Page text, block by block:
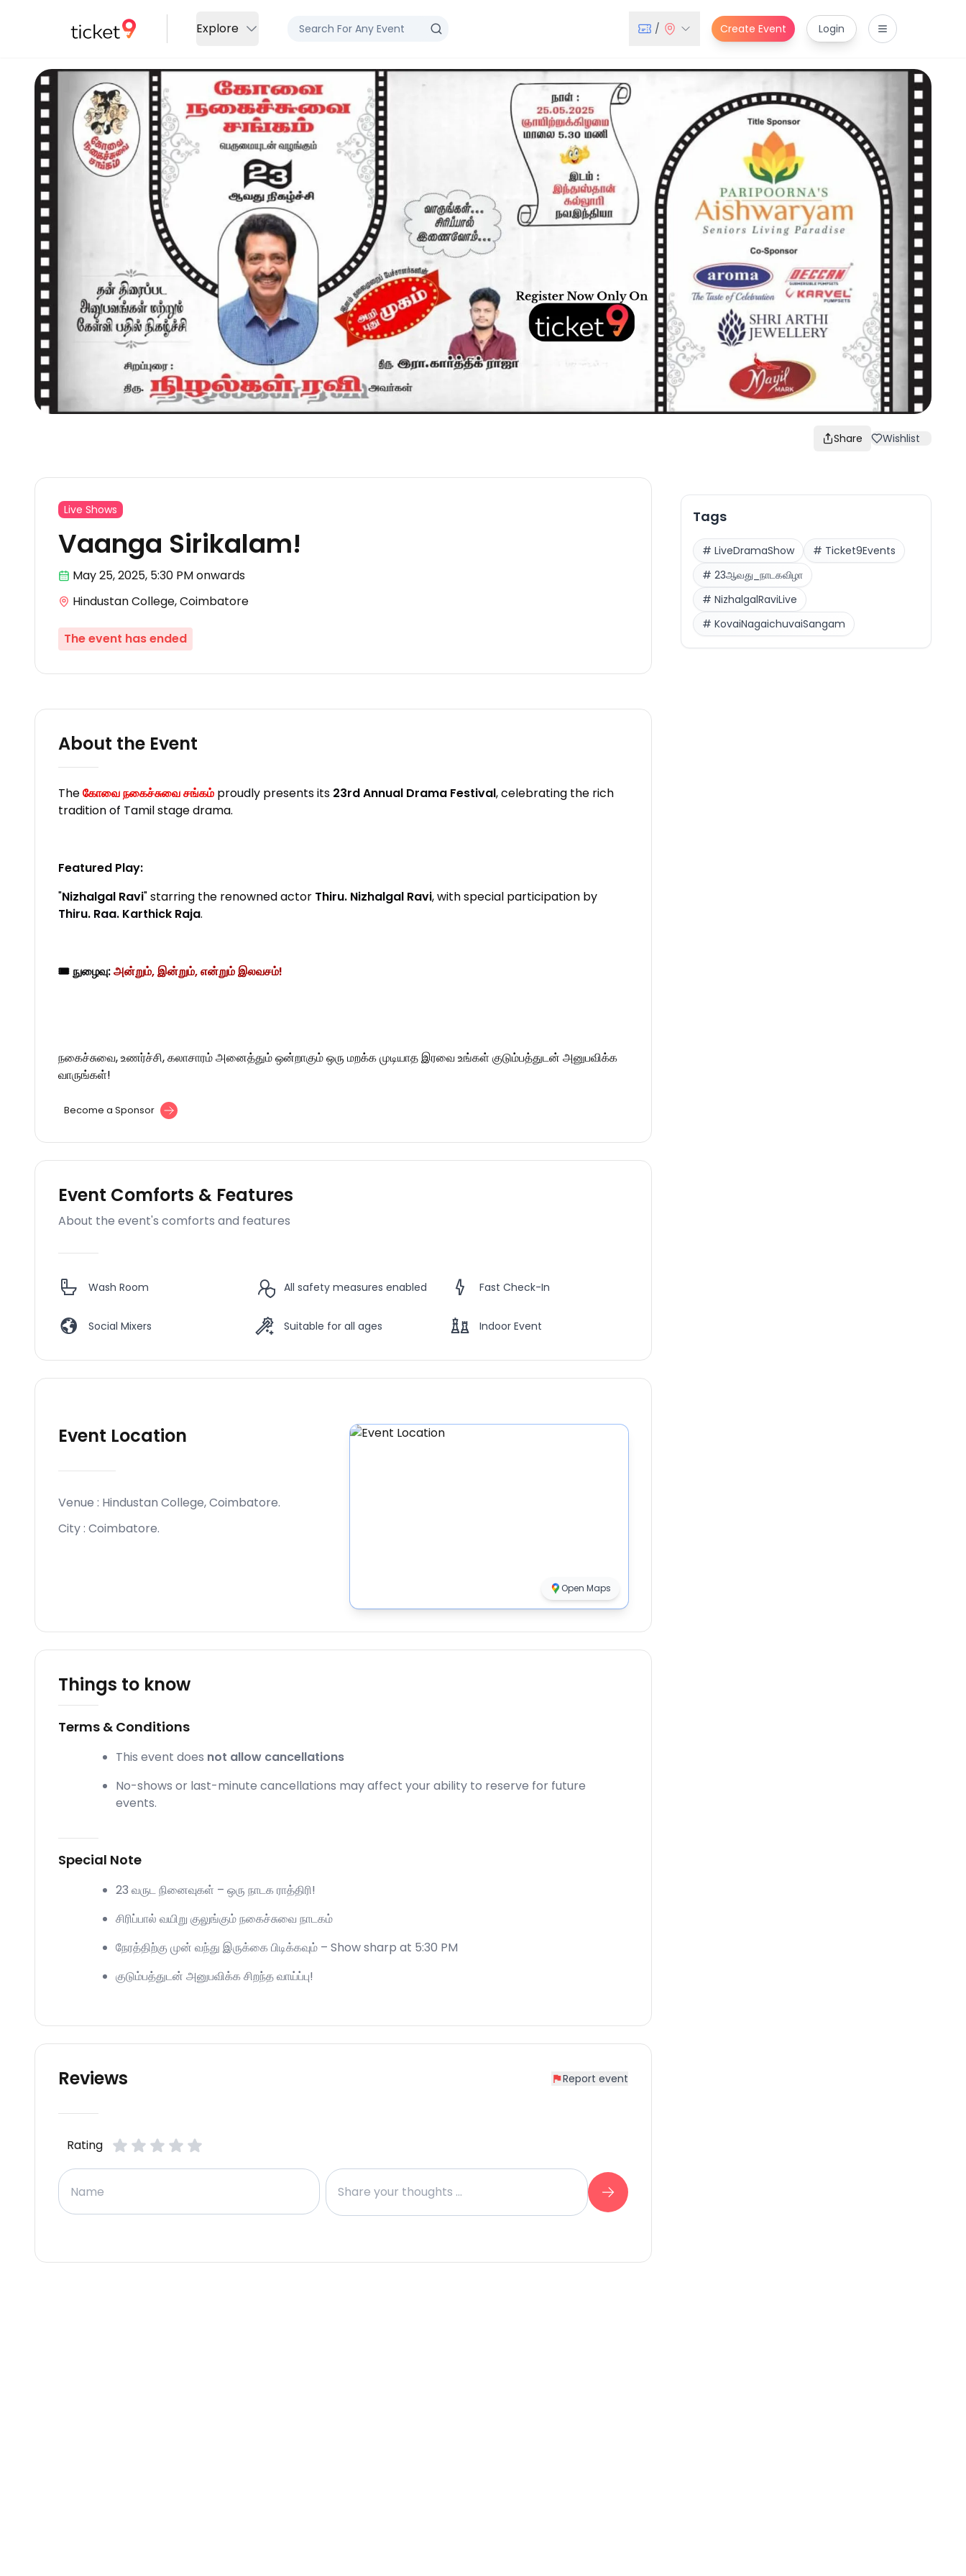
Explore / Create Event Login
Share Wishlist
Live Shows
Vaanga Sirikalam!
May 25,2025, 5:30 PMonwards
Hindustan College, Coimbatore
The event has ended
About the Event
Theகோவை நகைச்சுவை சங்கம் proudly presents its 23rd Annual Drama Festival, celebrating the rich
tradition of Tamil stage drama.
Featured Play:
"Nizhalgal Ravi" starring the renowned actor Thiru. Nizhalgal Ravi, with special participation by
Thiru. Raa. Karthick Raja.
🎟 நுழைவு:அன்றும், இன்றும், என்றும் இலவசம்!
நகைச்சுவை, உணர்ச்சி, கலாசாரம் அனைத்தும் ஒன்றாகும் ஒரு மறக்க முடியாத இரவை உங்கள் குடும்பத்துடன் அனுபவிக்க
வாருங்கள்!
Become a Sponsor
Event Comforts & Features
About the event's comforts and features
Wash Room All safety measures enabled Fast Check-In
Social Mixers Suitable for all ages Indoor Event
Event Location
Venue : Hindustan College, Coimbatore.
City : Coimbatore.
Open Maps
Things to know
Terms & Conditions
This event does not allow cancellations
No-shows or last-minute cancellations may affect your ability to reserve for future
events.
Special Note
23 வருட நினைவுகள் – ஒரு நாடக ராத்திரி!
சிரிப்பால் வயிறு குலுங்கும் நகைச்சுவை நாடகம்
நேரத்திற்கு முன் வந்து இருக்கை பிடிக்கவும் – Show sharp at 5:30 PM
குடும்பத்துடன் அனுபவிக்க சிறந்த வாய்ப்பு!
Reviews Report event
Rating
Tags
# LiveDramaShow # Ticket9Events
# 23ஆவது_நாடகவிழா
# NizhalgalRaviLive
# KovaiNagaichuvaiSangam